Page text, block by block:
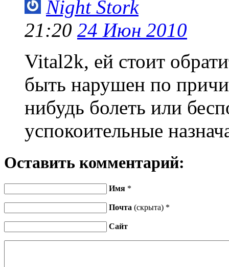
Night Stork
21:20 24 Июн 2010
Vital2k, ей стоит
быть нарушен по
нибудь болеть или
успокоительные
Оставить комментарий:
Имя *
Почта (скрыта) *
Сайт